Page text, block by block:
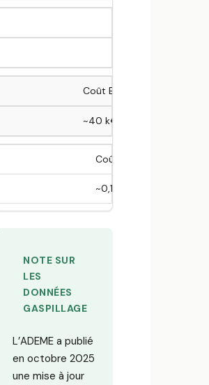
Coût ETP cuisine (charges
~40 k€/an
Coût moyen énergie
~0,18 €/kWh
NOTE SUR
LES
DONNÉES
GASPILLAGE
L’ADEME a publié
en octobre 2025
une mise à jour